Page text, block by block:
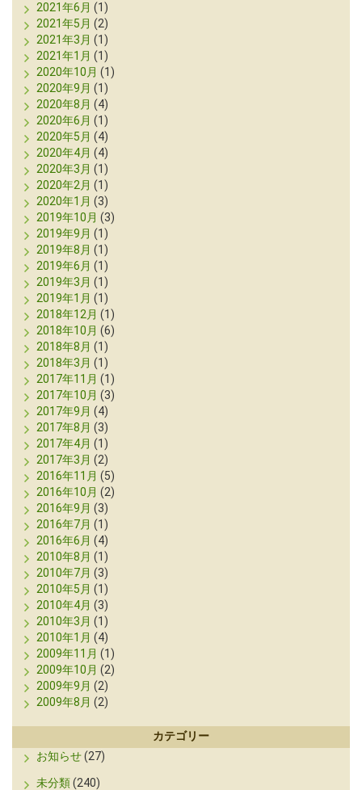
2021年6月 (1)
2021年5月 (2)
2021年3月 (1)
2021年1月 (1)
2020年10月 (1)
2020年9月 (1)
2020年8月 (4)
2020年6月 (1)
2020年5月 (4)
2020年4月 (4)
2020年3月 (1)
2020年2月 (1)
2020年1月 (3)
2019年10月 (3)
2019年9月 (1)
2019年8月 (1)
2019年6月 (1)
2019年3月 (1)
2019年1月 (1)
2018年12月 (1)
2018年10月 (6)
2018年8月 (1)
2018年3月 (1)
2017年11月 (1)
2017年10月 (3)
2017年9月 (4)
2017年8月 (3)
2017年4月 (1)
2017年3月 (2)
2016年11月 (5)
2016年10月 (2)
2016年9月 (3)
2016年7月 (1)
2016年6月 (4)
2010年8月 (1)
2010年7月 (3)
2010年5月 (1)
2010年4月 (3)
2010年3月 (1)
2010年1月 (4)
2009年11月 (1)
2009年10月 (2)
2009年9月 (2)
2009年8月 (2)
カテゴリー
お知らせ(27)
未分類(240)